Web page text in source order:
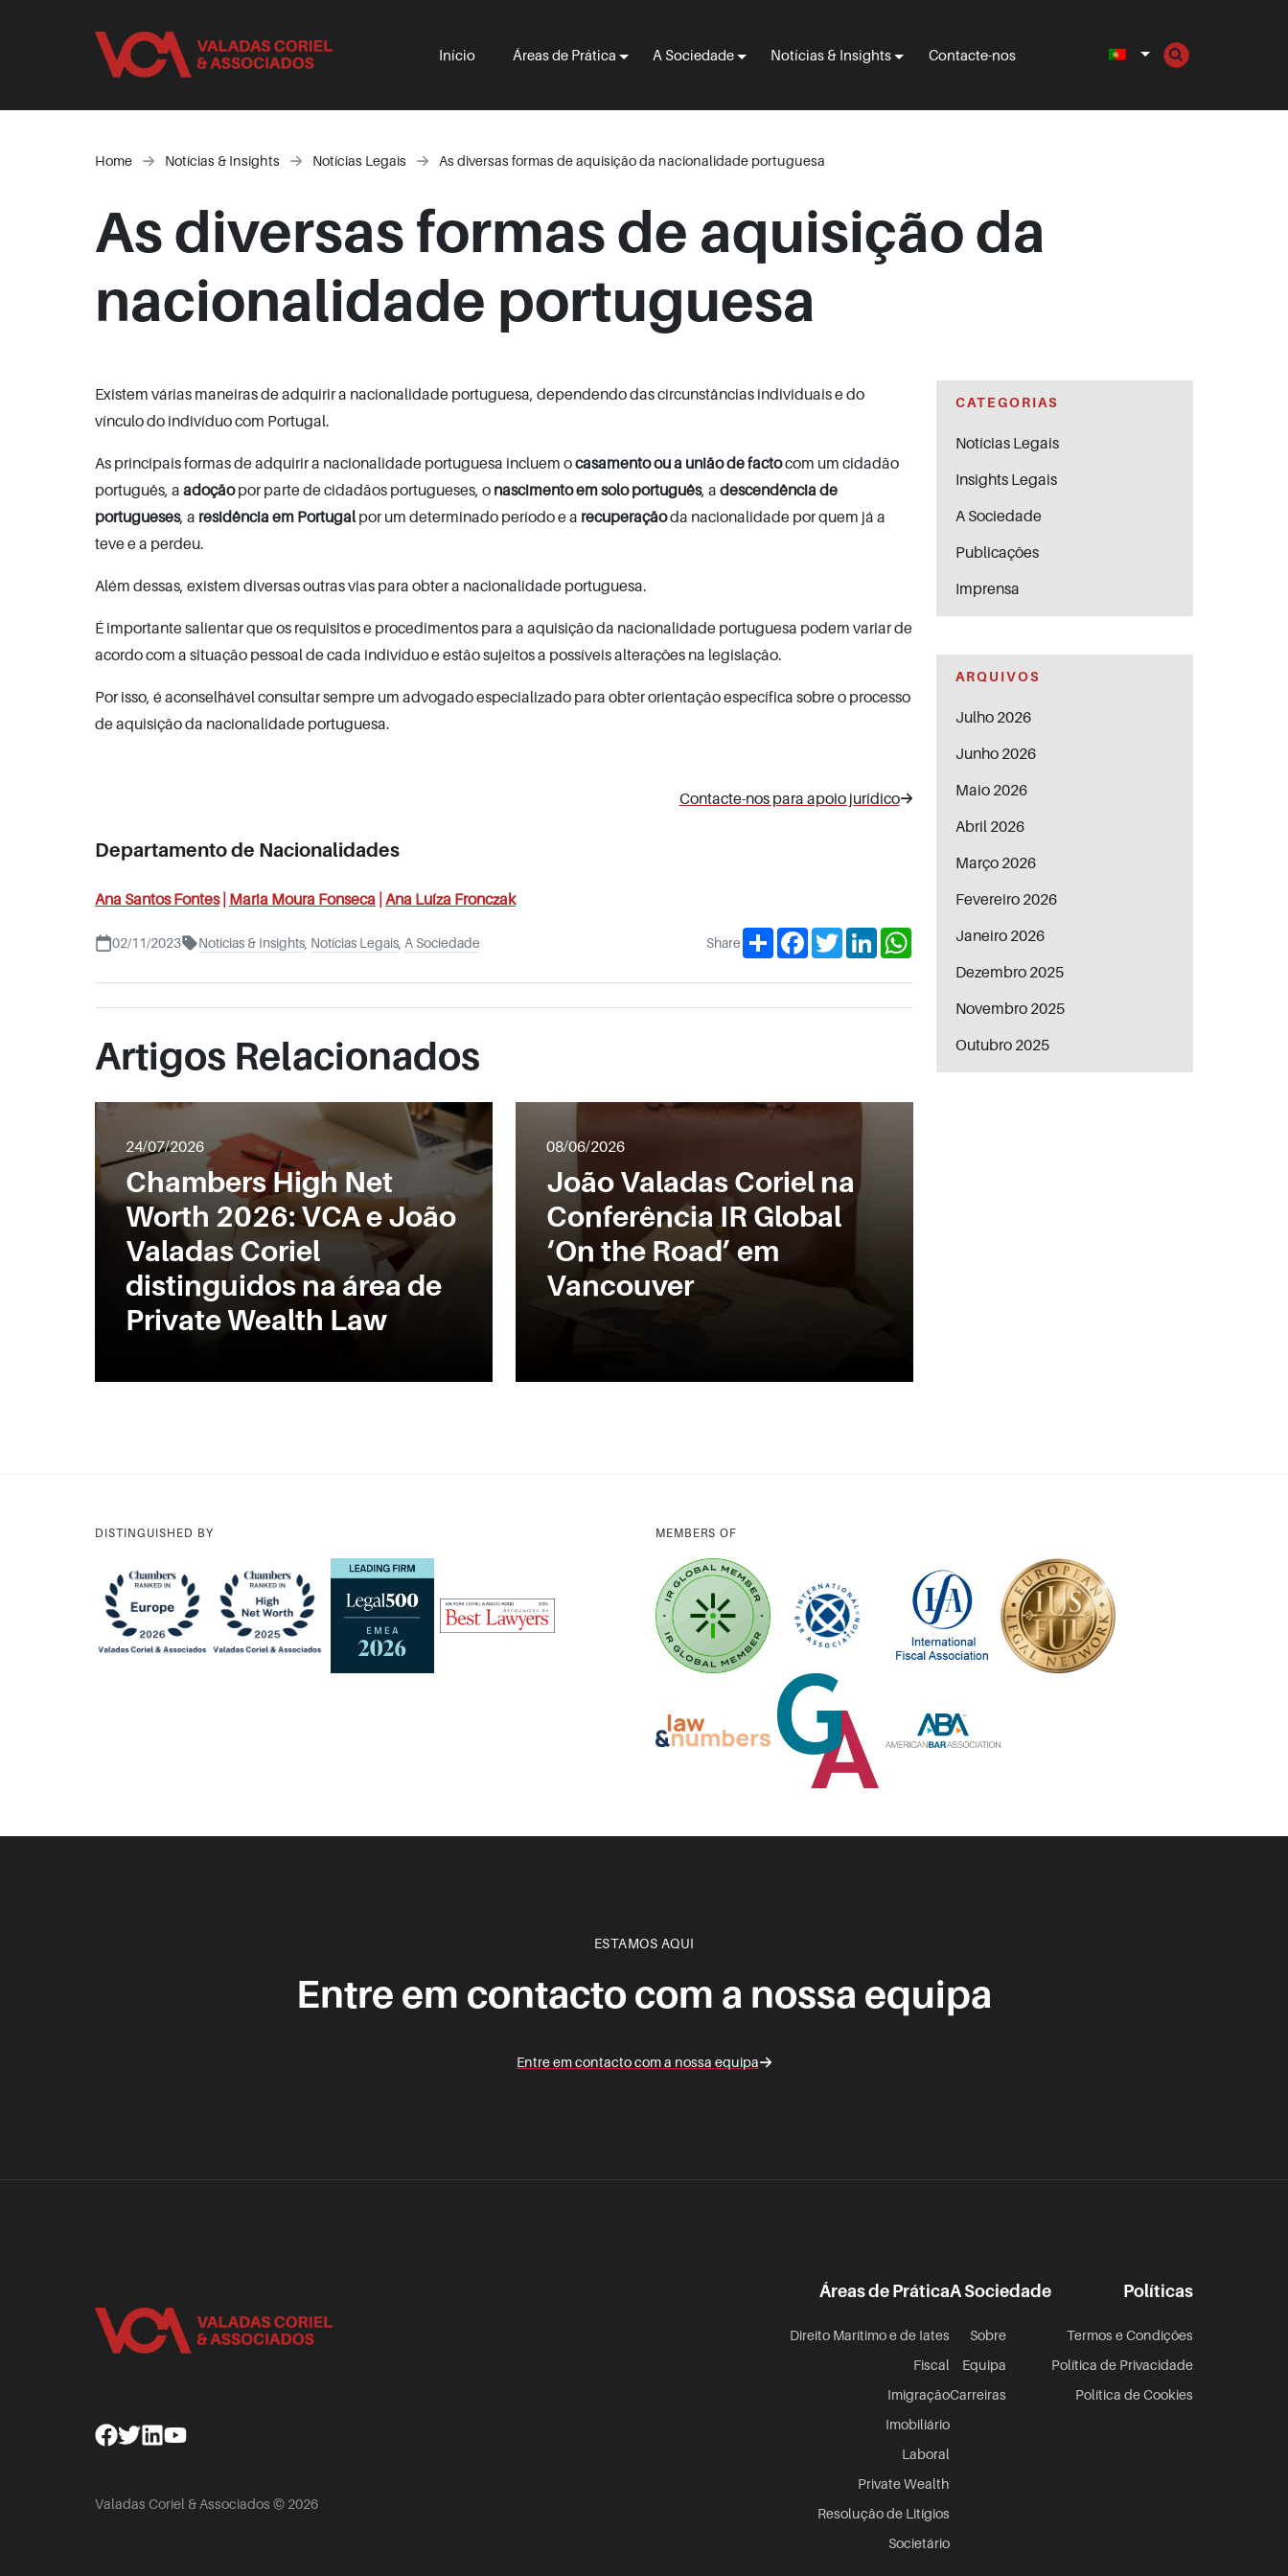
Início Áreas de Prática A Sociedade Notícias & Insights Contacte-nos
Home Notícias & Insights Notícias Legais As diversas formas de aquisição da nacionalidade portuguesa
As diversas formas de aquisição da
nacionalidade portuguesa
Existem várias maneiras de adquirir a nacionalidade portuguesa, dependendo das circunstâncias individuais e do
vínculo do indivíduo com Portugal.
As principais formas de adquirir a nacionalidade portuguesa incluem ocasamento ou a união de factocom um cidadão
português, a adoçãopor parte de cidadãos portugueses, o nascimento em solo português, a descendência de
portugueses, a residência em Portugalpor um determinado período e a recuperaçãoda nacionalidade por quem já a
teve e a perdeu.
Além dessas, existem diversas outras vias para obter a nacionalidade portuguesa.
É importante salientar que os requisitos e procedimentos para a aquisição da nacionalidade portuguesa podem variar de
acordo com a situação pessoal de cada indivíduo e estão sujeitos a possíveis alterações na legislação.
Por isso, é aconselhável consultar sempre um advogado especializado para obter orientação específica sobre o processo
de aquisição da nacionalidade portuguesa.
Contacte-nos para apoio jurídico
Departamento de Nacionalidades
Ana Santos Fontes| Maria Moura Fonseca Ana Luíza Fronczak
02/11/2023 Notícias & Insights Notícias Legais A Sociedade Share ShareFacebookTwitterLinkedInWhatsApp
Artigos Relacionados
24/07/2026
Chambers High Net
Worth 2026: VCA e João
Valadas Coriel
distinguidos na área de
Private Wealth Law
08/06/2026
João Valadas Coriel na
Conferência IR Global
‘On the Road’ em
Vancouver
CATEGORIAS
Notícias Legais
Insights Legais
A Sociedade
Publicações
Imprensa
ARQUIVOS
Julho 2026
Junho 2026
Maio 2026
Abril 2026
Março 2026
Fevereiro 2026
Janeiro 2026
Dezembro 2025
Novembro 2025
Outubro 2025
DISTINGUISHED BY MEMBERS OF
ESTAMOS AQUI
Entre em contacto com a nossa equipa
Entre em contacto com a nossa equipa
Áreas de Prática
Direito Marítimo e de Iates
Fiscal
Imigração
Imobiliário
Laboral
Private Wealth
Resolução de Litígios
Societário
A Sociedade
Sobre
Equipa
Carreiras
Políticas
Termos e Condições
Política de Privacidade
Política de Cookies
Facebook
TwitterLinkedinYoutube
Valadas Coriel & Associados © 2026